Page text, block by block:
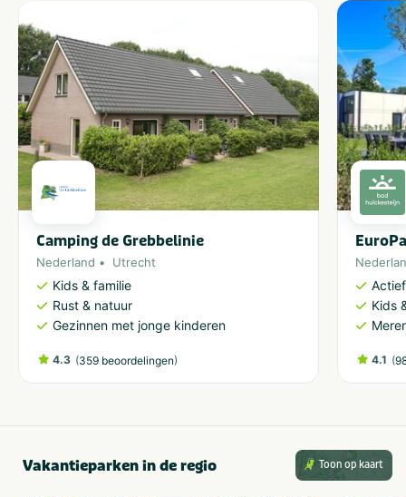
Camping de Grebbelinie
Nederland Utrecht
Kids & familie
Rust & natuur
Gezinnen met jonge kinderen
4.3 (359 beoordelingen)
Kids
4.1 (
Vakantieparken in de regio Toon op kaart